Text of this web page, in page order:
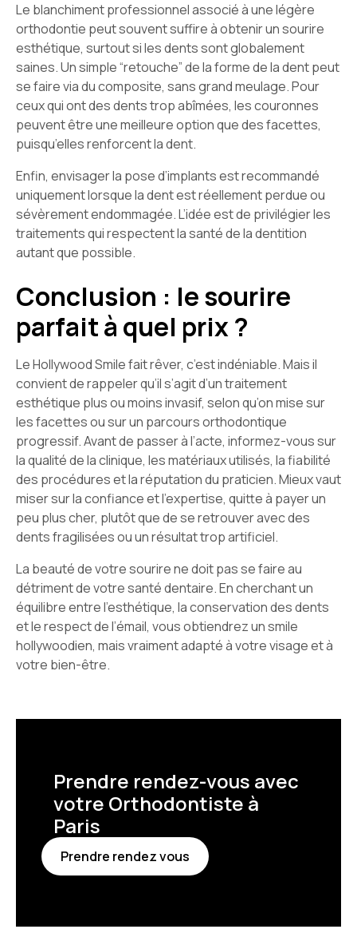
Le blanchiment professionnel associé à une légère
orthodontie peut souvent suffire à obtenir un sourire
esthétique, surtout si les dents sont globalement
saines. Un simple “retouche” de la forme de la dent peut
se faire via du composite, sans grand meulage. Pour
ceux qui ont des dents trop abîmées, les couronnes
peuvent être une meilleure option que des facettes,
puisqu’elles renforcent la dent.
Enfin, envisager la pose d’implants est recommandé
uniquement lorsque la dent est réellement perdue ou
sévèrement endommagée. L’idée est de privilégier les
traitements qui respectent la santé de la dentition
autant que possible.
Conclusion : le sourire
parfait à quel prix ?
Le Hollywood Smile fait rêver, c’est indéniable. Mais il
convient de rappeler qu’il s’agit d’un traitement
esthétique plus ou moins invasif, selon qu’on mise sur
les facettes ou sur un parcours orthodontique
progressif. Avant de passer à l’acte, informez-vous sur
la qualité de la clinique, les matériaux utilisés, la fiabilité
des procédures et la réputation du praticien. Mieux vaut
miser sur la confiance et l’expertise, quitte à payer un
peu plus cher, plutôt que de se retrouver avec des
dents fragilisées ou un résultat trop artificiel.
La beauté de votre sourire ne doit pas se faire au
détriment de votre santé dentaire. En cherchant un
équilibre entre l’esthétique, la conservation des dents
et le respect de l’émail, vous obtiendrez un smile
hollywoodien, mais vraiment adapté à votre visage et à
votre bien-être.
Prendre rendez-vous avec
votre Orthodontiste à
Paris
Prendre rendez vous